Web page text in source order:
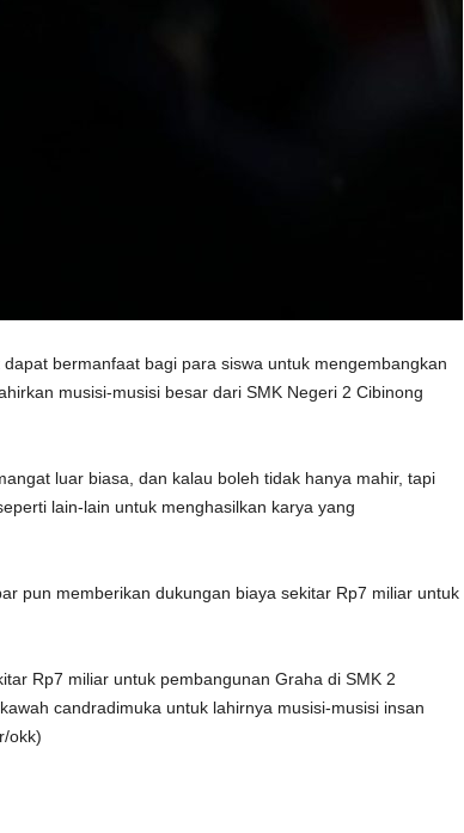
bermanfaat bagi para siswa untuk mengembangkan
musisi-musisi besar dari SMK Negeri 2 Cibinong
luar biasa, dan kalau boleh tidak hanya mahir, tapi
lain-lain untuk menghasilkan karya yang
pun memberikan dukungan biaya sekitar Rp7 miliar untuk
Rp7 miliar untuk pembangunan Graha di SMK 2
candradimuka untuk lahirnya musisi-musisi insan
okk)